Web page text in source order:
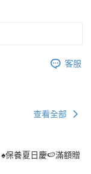
客服
查看全部
♠︎保養夏日慶🍉滿額贈